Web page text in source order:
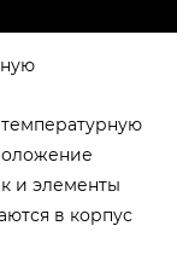
температурную
и элементы
в корпус